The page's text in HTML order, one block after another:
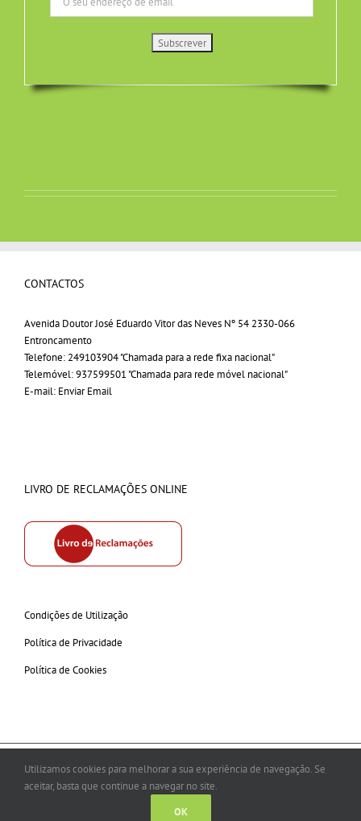
CONTACTOS
Avenida Doutor José Eduardo Vitor das Neves Nº 54 2330-066
Entroncamento
Telefone:249103904 "Chamada para a rede fixa nacional"
Telemóvel:937599501 "Chamada para rede móvel nacional"
E-mail: Enviar Email
LIVRO DE RECLAMAÇÕES ONLINE
Condições de Utilização
Política de Privacidade
Política de Cookies
Copyright © 2026 olindac.com All Rights Reserved
Facebook
Utilizamos cookies para melhorar a sua experiência de navegação. Se
aceitar, basta que continue a navegar no site.
OK